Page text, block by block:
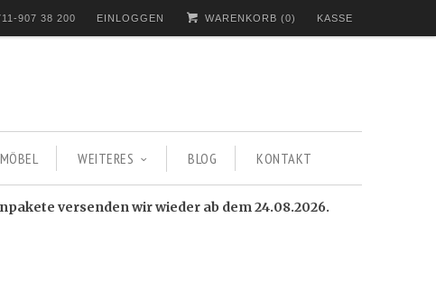
907 38 200 EINLOGGEN WARENKORB (0) KASSE
WEITERES BLOG KONTAKT
versenden wir wieder ab dem 24.08.2026.